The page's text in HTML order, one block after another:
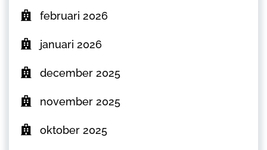
februari 2026
januari 2026
december 2025
november 2025
oktober 2025